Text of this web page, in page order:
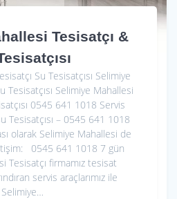
Tesisatçı &
Su Tesisatçısı Selimiye
Tesisatçısı Selimiye Mahallesi
0545 641 1018 Servis
Tesisatçısı – 0545 641 1018
olarak Selimiye Mahallesi de
0545 641 1018 7 gün
Tesisatçı firmamız tesisat
servis araçlarımız ile
Selimiye…